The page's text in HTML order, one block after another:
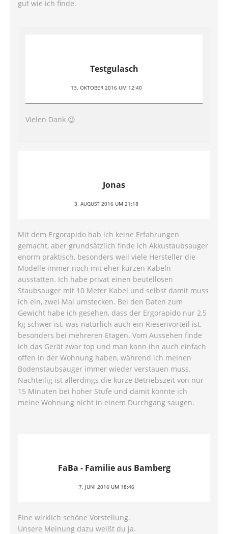
gut wie ich finde.
Testgulasch
13. OKTOBER 2016 UM 12:40
Vielen Dank 😉
Jonas
3. AUGUST 2016 UM 21:18
Mit dem Ergorapido hab ich keine Erfahrungen
gemacht, aber grundsätzlich finde ich Akkustaubsauger
enorm praktisch, besonders weil viele Hersteller die
Modelle immer noch mit eher kurzen Kabeln
ausstatten. Ich habe privat einen beutellosen
Staubsauger mit 10 Meter Kabel und selbst damit muss
ich ein, zwei Mal umstecken. Bei den Daten zum
Gewicht habe ich gesehen, dass der Ergorapido nur 2,5
kg schwer ist, was natürlich auch ein Riesenvorteil ist,
besonders bei mehreren Etagen. Vom Aussehen finde
ich das Gerät zwar top und man kann ihn auch einfach
offen in der Wohnung haben, während ich meinen
Bodenstaubsauger immer wieder verstauen muss.
Nachteilig ist allerdings die kurze Betriebszeit von nur
15 Minuten bei hoher Stufe und damit könnte ich
meine Wohnung nicht in einem Durchgang saugen.
FaBa - Familie aus Bamberg
7. JUNI 2016 UM 18:46
Eine wirklich schöne Vorstellung.
Unsere Meinung dazu weißt du ja.